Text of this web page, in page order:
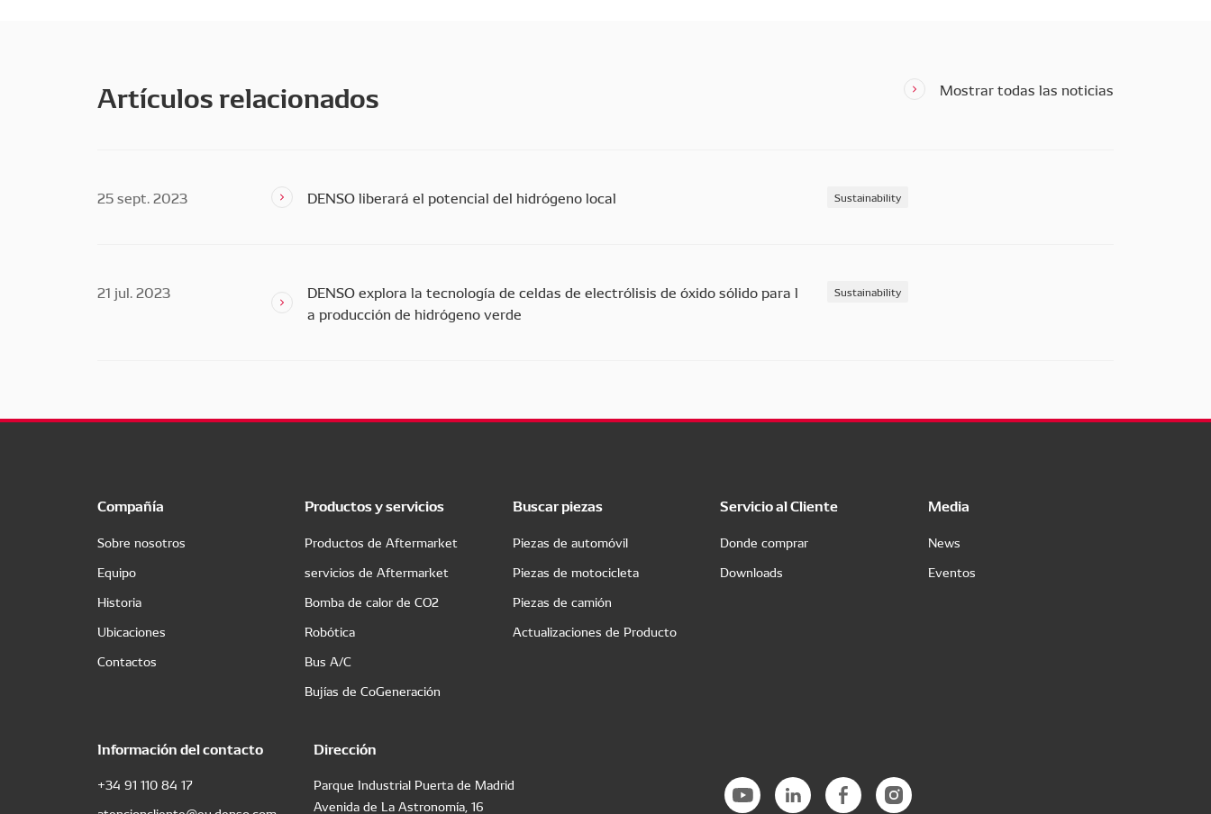
Artículos relacionados Mostrar todas las noticias
25 sept. 2023 DENSO liberará el potencial del hidrógeno local Sustainability
21 jul. 2023
DENSO explora la tecnología de celdas de electrólisis de óxido sólido para l
a producción de hidrógeno verde
Sustainability
Compañía
Sobre nosotros
Equipo
Historia
Ubicaciones
Contactos
Productos y servicios
Productos de Aftermarket
servicios de Aftermarket
Bomba de calor de CO2
Robótica
Bus A/C
Bujías de CoGeneración
Buscar piezas
Piezas de automóvil
Piezas de motocicleta
Piezas de camión
Actualizaciones de Producto
Servicio al Cliente
Donde comprar
Downloads
Media
News
Eventos
Información del contacto
+34 91 110 84 17
Dirección
Parque Industrial Puerta de Madrid
Avenida de La Astronomía, 16